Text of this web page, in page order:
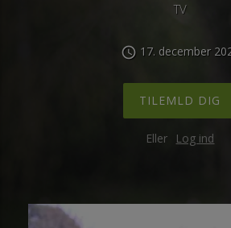
TV
schedule 17. december
TILEMLD DIG
Eller Log ind